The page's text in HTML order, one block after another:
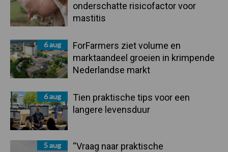
onderschatte risicofactor voor
mastitis
6 aug
ForFarmers ziet volume en
marktaandeel groeien in krimpende
Nederlandse markt
6 aug
Tien praktische tips voor een
langere levensduur
5 aug
“Vraag naar praktische